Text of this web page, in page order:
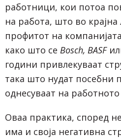
работници, кои потоа
на работа, што во крајна
профитот на
како што се Bosch, BASF
години привлекуваат
така што нудат посебни
однесуваат на
Оваа практика, според
има и своја негативна